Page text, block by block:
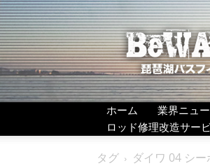
ホーム 業界ニュ
ロッド修理改造サー
タグ ダイワ 04 シ